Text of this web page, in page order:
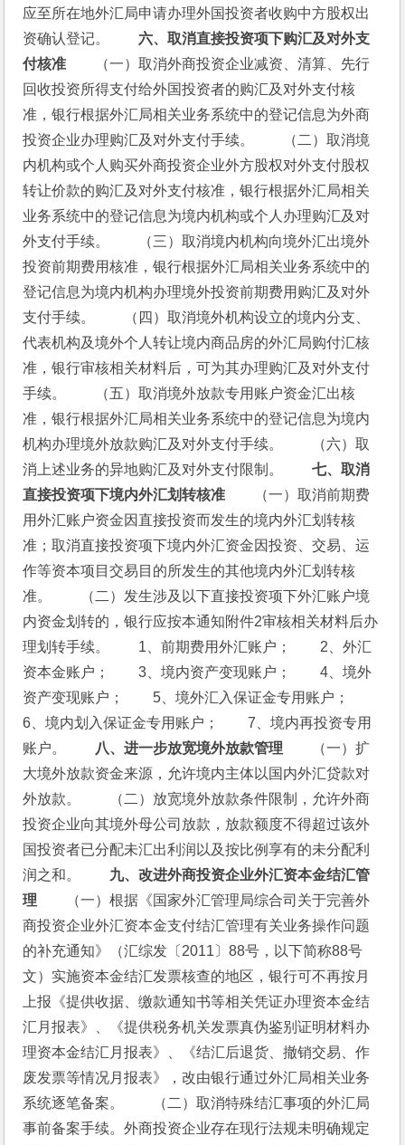
应至所在地外汇局申请办理外国投资者收购中方股权出
资确认登记。 六、取消直接投资项下购汇及对外支
付核准 （一）取消外商投资企业减资、清算、先行
回收投资所得支付给外国投资者的购汇及对外支付核
准，银行根据外汇局相关业务系统中的登记信息为外商
投资企业办理购汇及对外支付手续。　　（二）取消境
内机构或个人购买外商投资企业外方股权对外支付股权
转让价款的购汇及对外支付核准，银行根据外汇局相关
业务系统中的登记信息为境内机构或个人办理购汇及对
外支付手续。　　（三）取消境内机构向境外汇出境外
投资前期费用核准，银行根据外汇局相关业务系统中的
登记信息为境内机构办理境外投资前期费用购汇及对外
支付手续。　　（四）取消境外机构设立的境内分支、
代表机构及境外个人转让境内商品房的外汇局购付汇核
准，银行审核相关材料后，可为其办理购汇及对外支付
手续。　　（五）取消境外放款专用账户资金汇出核
准，银行根据外汇局相关业务系统中的登记信息为境内
机构办理境外放款购汇及对外支付手续。　　（六）取
消上述业务的异地购汇及对外支付限制。 七、取消
直接投资项下境内外汇划转核准 （一）取消前期费
用外汇账户资金因直接投资而发生的境内外汇划转核
准；取消直接投资项下境内外汇资金因投资、交易、运
作等资本项目交易目的所发生的其他境内外汇划转核
准。　　（二）发生涉及以下直接投资项下外汇账户境
内资金划转的，银行应按本通知附件2审核相关材料后办
理划转手续。　　1、前期费用外汇账户；　　2、外汇
资本金账户；　　3、境内资产变现账户；　　4、境外
资产变现账户；　　5、境外汇入保证金专用账户；
6、境内划入保证金专用账户；　　7、境内再投资专用
账户。 八、进一步放宽境外放款管理 （一）扩
大境外放款资金来源，允许境内主体以国内外汇贷款对
外放款。　　（二）放宽境外放款条件限制，允许外商
投资企业向其境外母公司放款，放款额度不得超过该外
国投资者已分配未汇出利润以及按比例享有的未分配利
润之和。 九、改进外商投资企业外汇资本金结汇管
理 （一）根据《国家外汇管理局综合司关于完善外
商投资企业外汇资本金支付结汇管理有关业务操作问题
的补充通知》（汇综发〔2011〕88号，以下简称88号
文）实施资本金结汇发票核查的地区，银行可不再按月
上报《提供收据、缴款通知书等相关凭证办理资本金结
汇月报表》、《提供税务机关发票真伪鉴别证明材料办
理资本金结汇月报表》、《结汇后退货、撤销交易、作
废发票等情况月报表》，改由银行通过外汇局相关业务
系统逐笔备案。　　（二）取消特殊结汇事项的外汇局
事前备案手续。外商投资企业存在现行法规未明确规定